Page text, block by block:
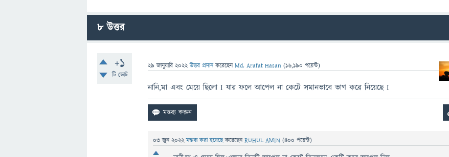
8উত্তর
+1
টি ভোট
29 জানুয়ারি 2022 উত্তর প্রদান করেছেনMd. Arafat Hasan (16,190 পয়েন্ট)
নানি,মা এবং মেয়ে ছিলো I যার ফলে আপেল না কেটে সমানভাবে ভাগ করে নিয়েছে I
03 জুন 2022 মন্তব্য করা হয়েছেকরেছেনRUHUL AMIN (400 পয়েন্ট)